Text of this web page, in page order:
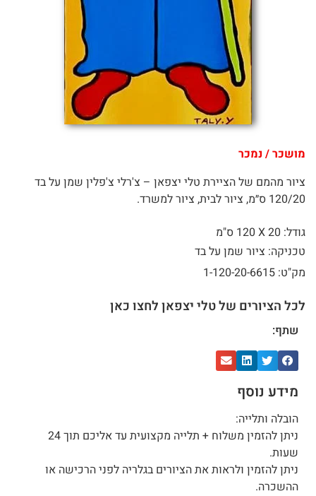
מושכר / נמכר
ציור מהמם של הציירת טלי יצפאן – צ'רלי צ'פלין שמן על בד
120/20 ס״מ, ציור לבית, ציור למשרד.
גודל: 20 X
120 ס"מ
טכניקה: ציור שמן על בד
מק"ט: 1-120-20-6615
לכל הציורים של טלי יצפאן לחצו כאן
שתף:
מידע נוסף
הובלה ותלייה:
ניתן להזמין משלוח + תלייה מקצועית עד אליכם תוך 24
שעות.
ניתן להזמין ולראות את הציורים בגלריה לפני הרכישה או
ההשכרה.